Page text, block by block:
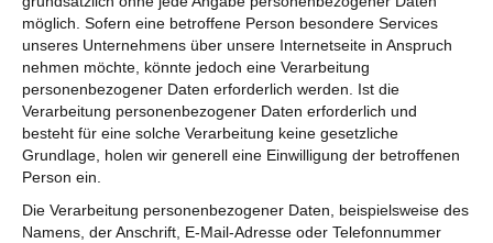
möglich. Sofern eine betroffene Person besondere Services
unseres Unternehmens über unsere Internetseite in Anspruch
nehmen möchte, könnte jedoch eine Verarbeitung
personenbezogener Daten erforderlich werden. Ist die
Verarbeitung personenbezogener Daten erforderlich und
besteht für eine solche Verarbeitung keine gesetzliche
Grundlage, holen wir generell eine Einwilligung der betroffenen
Person ein.
Die Verarbeitung personenbezogener Daten, beispielsweise des
Namens, der Anschrift, E-Mail-Adresse oder Telefonnummer